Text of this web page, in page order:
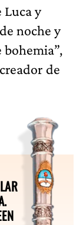
Luca y
noche y
bohemia”,
de